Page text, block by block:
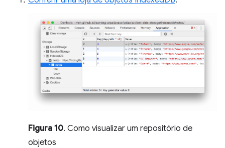
Figura 10. Como visualizar um repositório de
objetos